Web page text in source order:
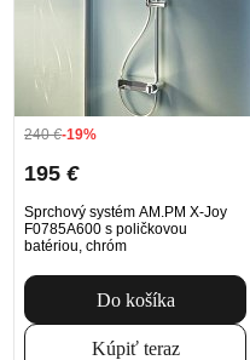
240€-19%
195 €
Sprchový systém AM.PM X-Joy
F0785A600 s poličkovou
batériou, chróm
Do košíka
Kúpiť teraz